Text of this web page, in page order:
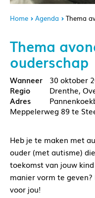
Home Agenda Thema
Thema
ouderschap
30 oktober
Drenthe,
Meppelerweg 89 te
Heb je te maken met
ouder (met autisme)
toekomst van jouw
manier vorm te
voor jou!